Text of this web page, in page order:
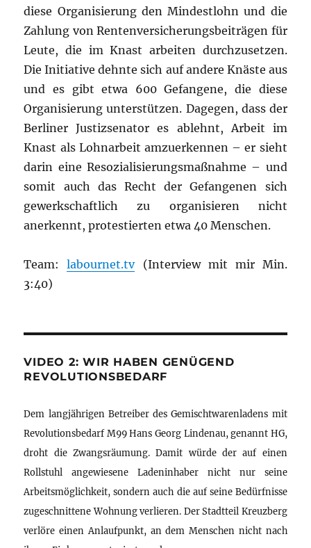
diese Organisierung den Mindestlohn und die
Zahlung von Rentenversicherungsbeiträgen für
Leute, die im Knast arbeiten durchzusetzen.
Die Initiative dehnte sich auf andere Knäste aus
und es gibt etwa 600 Gefangene, die diese
Organisierung unterstützen. Dagegen, dass der
Berliner Justizsenator es ablehnt, Arbeit im
Knast als Lohnarbeit amzuerkennen – er sieht
darin eine Resozialisierungsmaßnahme – und
somit auch das Recht der Gefangenen sich
gewerkschaftlich zu organisieren nicht
anerkennt, protestierten etwa 40 Menschen.
Team:labournet.tv(Interview mit mir Min.
3:40)
VIDEO 2: WIR HABEN GENÜGEND
REVOLUTIONSBEDARF
Dem langjährigen Betreiber des Gemischtwarenladens mit
Revolutionsbedarf M99 Hans Georg Lindenau, genannt HG,
droht die Zwangsräumung. Damit würde der auf einen
Rollstuhl angewiesene Ladeninhaber nicht nur seine
Arbeitsmöglichkeit, sondern auch die auf seine Bedürfnisse
zugeschnittene Wohnung verlieren. Der Stadtteil Kreuzberg
verlöre einen Anlaufpunkt, an dem Menschen nicht nach